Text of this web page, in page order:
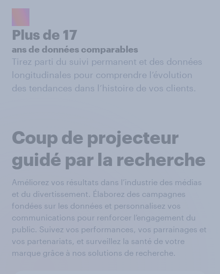
Plus de 17
ans de données comparables
Tirez parti du suivi permanent et des données
longitudinales pour comprendre l’évolution
des tendances dans l’histoire de vos clients.
Coup de projecteur
guidé par la recherche
Améliorez vos résultats dans l’industrie des médias
et du divertissement. Élaborez des campagnes
fondées sur les données et personnalisez vos
communications pour renforcer l’engagement du
public. Suivez vos performances, vos parrainages et
vos partenariats, et surveillez la santé de votre
marque grâce à nos solutions de recherche.